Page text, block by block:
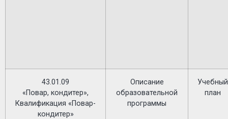
43.01.09
«Повар, кондитер»,
Квалификация «Повар-
кондитер»
Описание
образовательной
программы
Учебный
план